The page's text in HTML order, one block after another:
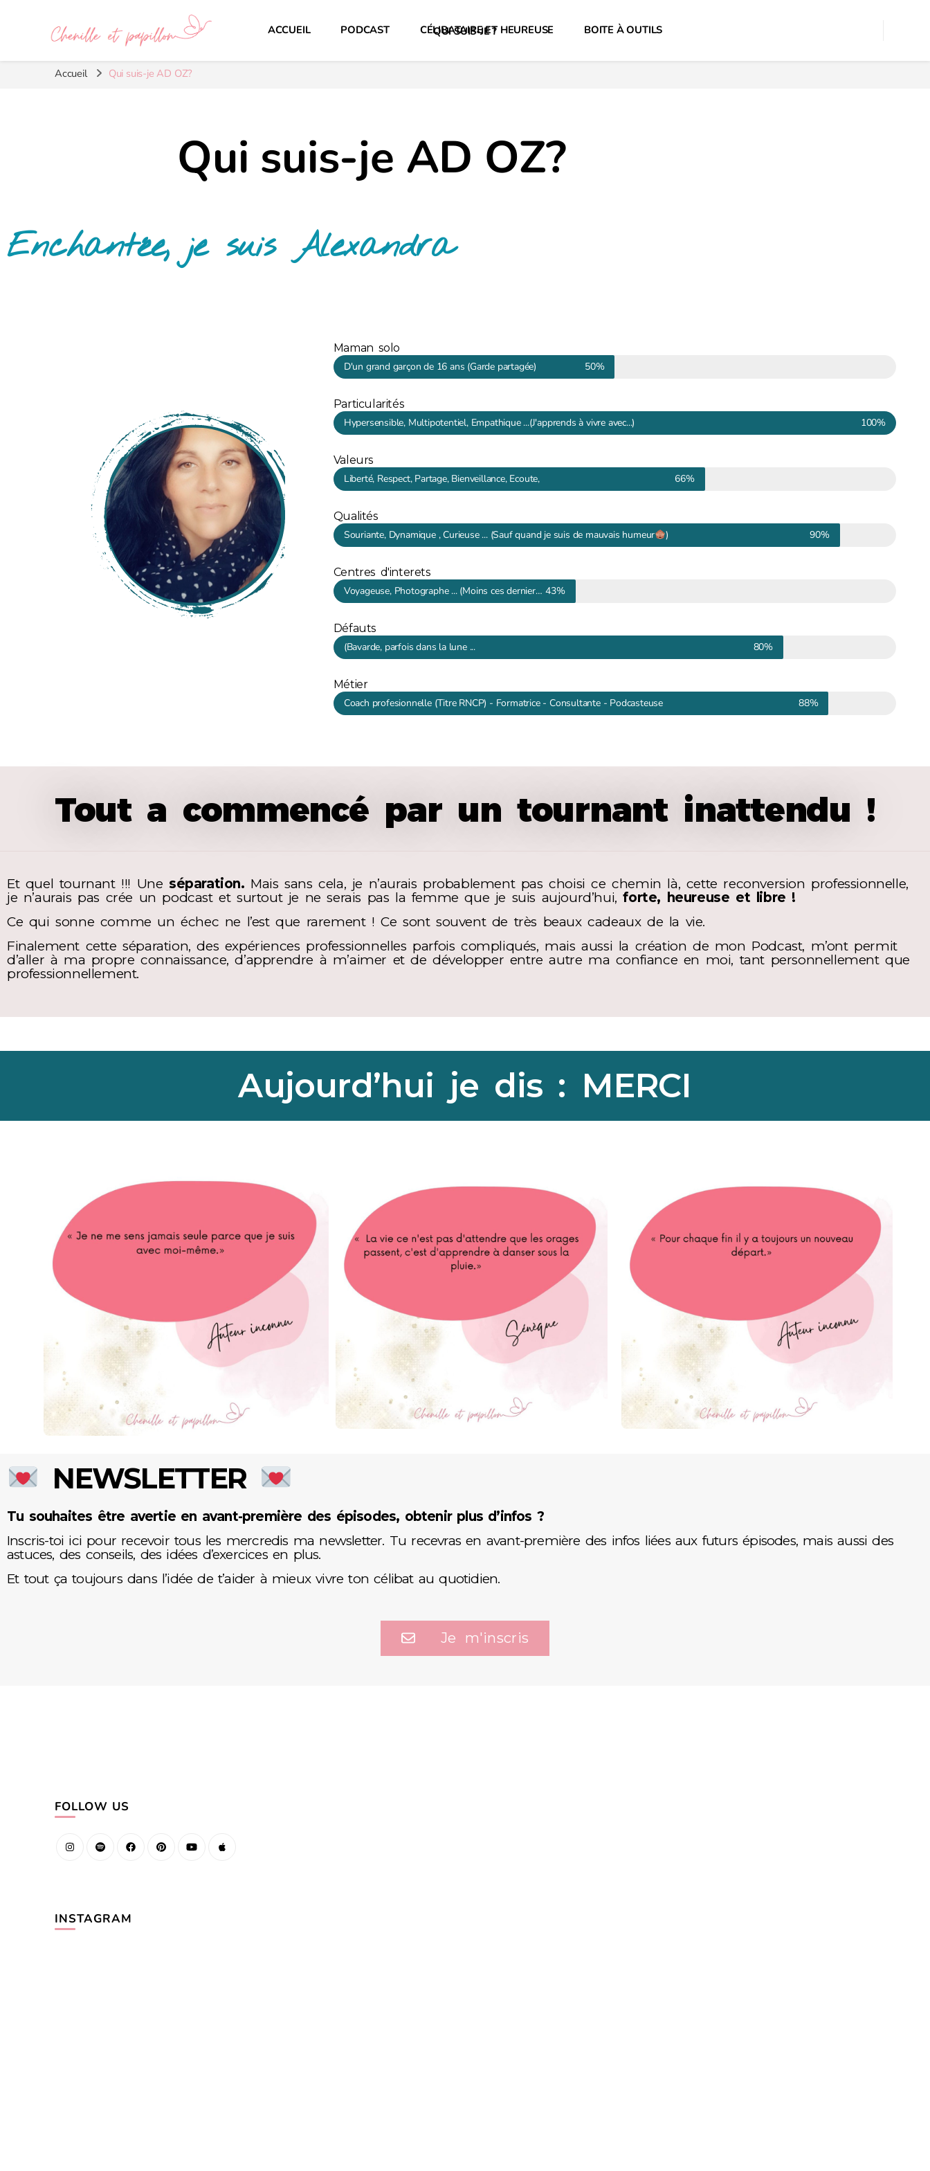
Chenille et papillon
ACCUEIL PODCAST CÉLIBATAIRE ET HEUREUSE BOITE À OUTILS
QUI SUIS-JE ?
Accueil Qui suis-je AD OZ?
Qui suis-je AD OZ?
Enchantée, je suis Alexandra
Maman solo
D'un grand garçon de 16 ans (Garde partagée)
50%
Particularités
Hypersensible, Multipotentiel, Empathique ...(J'apprends à vivre avec...)
100%
Valeurs
Liberté, Respect, Partage, Bienveillance, Ecoute,
66%
Qualités
Souriante, Dynamique , Curieuse ... (Sauf quand je suis de mauvais humeur
) 90%
Centres d'interets
Voyageuse, Photographe ... (Moins ces derniers temps) 43%
Défauts
(Bavarde, parfois dans la lune ...
80%
Métier
Coach profesionnelle (Titre RNCP) - Formatrice - Consultante - Podcasteuse
88%
Tout a commencé par un tournant inattendu !
Et quel tournant !!! Une séparation. Mais sans cela, je n’aurais probablement pas choisi ce chemin là, cette reconversion professionnelle,
je n’aurais pas crée un podcast et surtout je ne serais pas la femme que je suis aujourd’hui, forte, heureuse et libre !
Ce qui sonne comme un échec ne l’est que rarement ! Ce sont souvent de très beaux cadeaux de la vie.
Finalement cette séparation, des expériences professionnelles parfois compliqués, mais aussi la création de mon Podcast, m’ont permit
d’aller à ma propre connaissance, d’apprendre à m’aimer et de développer entre autre ma confiance en moi, tant personnellement que
professionnellement.
Aujourd’hui je dis : MERCI
NEWSLETTER
Tu souhaites être avertie en avant-première des épisodes, obtenir plus d’infos ?
Inscris-toi ici pour recevoir tous les mercredis ma newsletter. Tu recevras en avant-première des infos liées aux futurs épisodes, mais aussi des
astuces, des conseils, des idées d’exercices en plus.
Et tout ça toujours dans l’idée de t’aider à mieux vivre ton célibat au quotidien.
Je m'inscris
FOLLOW US
INSTAGRAM